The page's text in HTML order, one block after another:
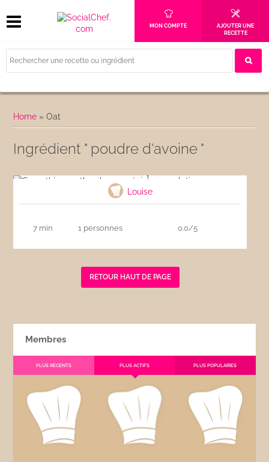
MON COMPTE
AJOUTER UNE
RECETTE
Home »Oat
Ingrédient " poudre d'avoine "
Louise
7 min 1 personnes 0.0/5
RETOUR HAUT DE PAGE
Membres
PLUS RÉCENTS PLUS ACTIFS PLUS POPULAIRES